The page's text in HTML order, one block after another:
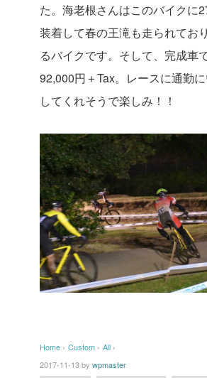
た。海老根さんはこのバイクに
装着して春の王滝も走られてお
るバイクです。そして、完成車
92,000円＋Tax。レースに通勤
してくれそうで楽しみ！！
Home › Custom › All ›
2017-11-13by wpmaster